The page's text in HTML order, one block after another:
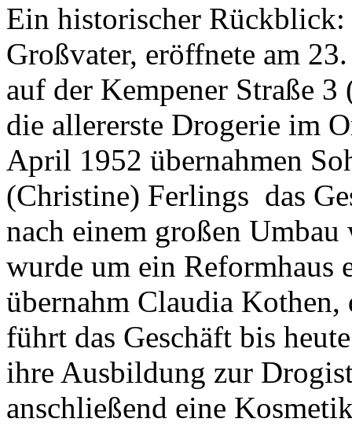
Ein historischer
Großvater, eröffnete am
auf der Kempener Straße
die allererste Drogerie im
April 1952 übernahmen
(Christine) Ferlings das
nach einem großen
wurde um ein Reformhaus
übernahm Claudia Kothen,
führt das Geschäft bis
ihre Ausbildung zur
anschließend eine